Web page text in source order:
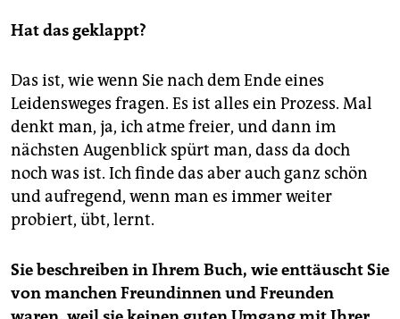
Hat das geklappt?
Das ist, wie wenn Sie nach dem Ende eines
Leidensweges fragen. Es ist alles ein Prozess. Mal
denkt man, ja, ich atme freier, und dann im
nächsten Augenblick spürt man, dass da doch
noch was ist. Ich finde das aber auch ganz schön
und aufregend, wenn man es immer weiter
probiert, übt, lernt.
Sie beschreiben in Ihrem Buch, wie enttäuscht Sie
von manchen Freundinnen und Freunden